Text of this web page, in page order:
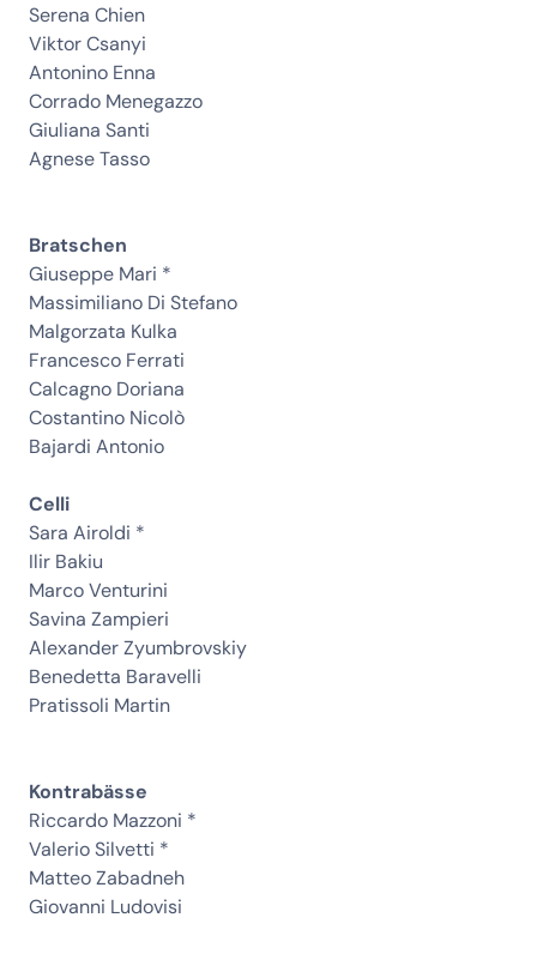
Serena Chien
Viktor Csanyi
Antonino Enna
Corrado Menegazzo
Giuliana Santi
Agnese Tasso
Bratschen
Giuseppe Mari *
Massimiliano Di Stefano
Malgorzata Kulka
Francesco Ferrati
Calcagno Doriana
Costantino Nicolò
Bajardi Antonio
Celli
Sara Airoldi *
Ilir Bakiu
Marco Venturini
Savina Zampieri
Alexander Zyumbrovskiy
Benedetta Baravelli
Pratissoli Martin
Kontrabässe
Riccardo Mazzoni *
Valerio Silvetti *
Matteo Zabadneh
Giovanni Ludovisi